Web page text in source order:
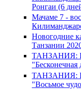
Ронгаи (6
Мачаме 7 -
Новогодние
Танзании
ТАНЗАНИЯ:
"Бесконечная
ТАНЗАНИЯ:
"Восьмое